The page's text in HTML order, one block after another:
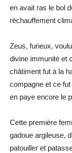
en avait ras le bol
réchauffement
Zeus, furieux,
divine immunité et
châtiment fut à la
compagne et ce fut
en paye encore le
Cette première
gadoue argileuse,
patouiller et